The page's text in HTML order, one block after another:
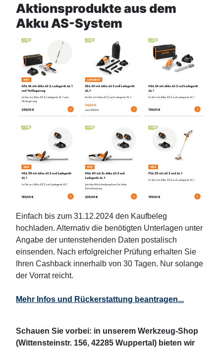
Aktionsprodukte aus dem
Akku AS-System
Einfach bis zum 31.12.2024 den Kaufbeleg
hochladen. Alternativ die benötigten Unterlagen unter
Angabe der untenstehenden Daten postalisch
einsenden. Nach erfolgreicher Prüfung erhalten Sie
Ihren Cashback innerhalb von 30 Tagen. Nur solange
der Vorrat reicht.
Mehr Infos und Rückerstattung beantragen...
Schauen Sie vorbei: in unserem Werkzeug-Shop
(Wittensteinstr. 156, 42285 Wuppertal) bieten wir